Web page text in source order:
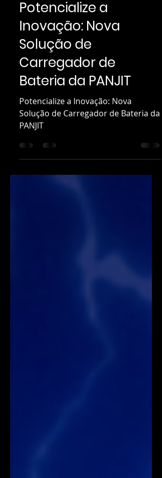
Nov 19, 2024 1 min read
Potencialize a
Inovação: Nova
Solução de
Carregador de
Bateria da PANJIT
Potencialize a Inovação: Nova
Solução de Carregador de Bateria da